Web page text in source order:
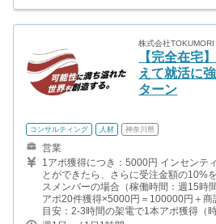
株式会社TOKUMORI
【完全在宅
えて就活に
ターン
コンサルティング 人材 神奈川県
営業
1アポ獲得につき：5000円 インセンテ
とができたら、さらに受注金額の10%
スメンバーの場合（稼働時間：週15時
アポ20件獲得×5000円＝100000円＋商
目安：2-3時間の架電で1本アポ獲得（